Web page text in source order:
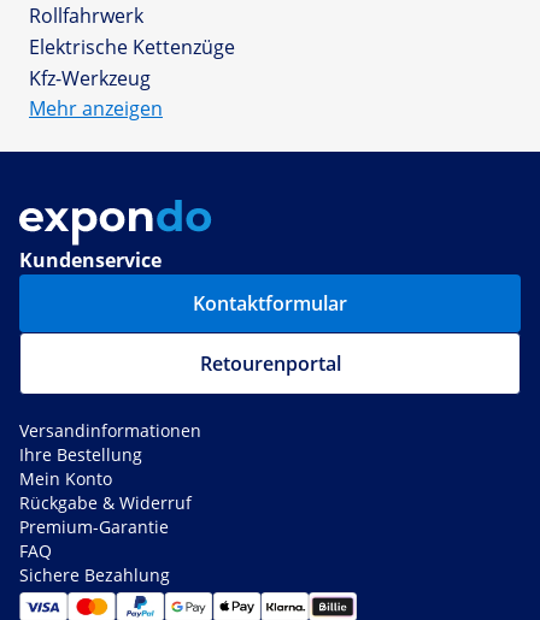
Rollfahrwerk
Elektrische Kettenzüge
Kfz-Werkzeug
Mehr anzeigen
Kundenservice
Kontaktformular
Retourenportal
Versandinformationen
Ihre Bestellung
Mein Konto
Rückgabe & Widerruf
Premium-Garantie
FAQ
Sichere Bezahlung